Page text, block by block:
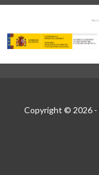
Copyright © 2026 -